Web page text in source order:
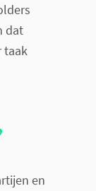
dat
taak
en